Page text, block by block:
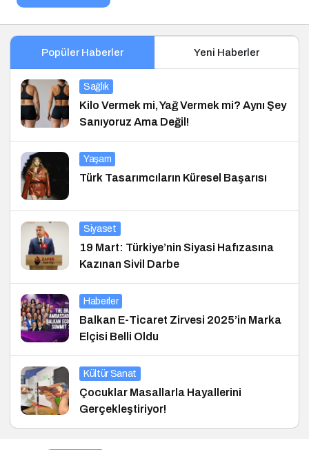
Popüler Haberler Yeni Haberler
Sağlık
Kilo Vermek mi, Yağ Vermek mi? Aynı Şey
Sanıyoruz Ama Değil!
Yaşam
Türk Tasarımcıların Küresel Başarısı
Siyaset
19 Mart: Türkiye’nin Siyasi Hafızasına
Kazınan Sivil Darbe
Haberler
Balkan E-Ticaret Zirvesi 2025’in Marka
Elçisi Belli Oldu
Kültür Sanat
Çocuklar Masallarla Hayallerini
Gerçekleştiriyor!